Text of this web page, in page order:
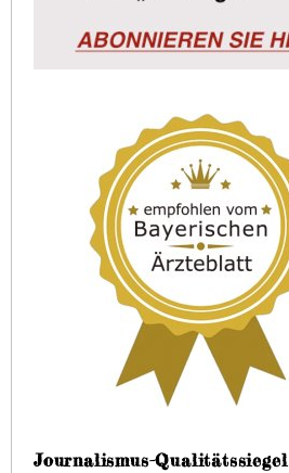
Journalismus-Qualitätssiegel